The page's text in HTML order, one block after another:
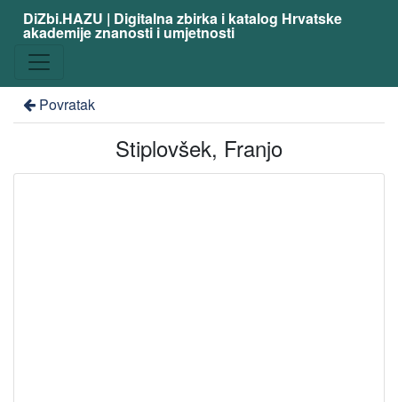
DiZbi.HAZU | Digitalna zbirka i katalog Hrvatske
akademije znanosti i umjetnosti
Povratak
Stiplovšek, Franjo